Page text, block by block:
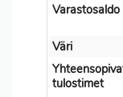
Varastosaldo
Väri
tulostimet